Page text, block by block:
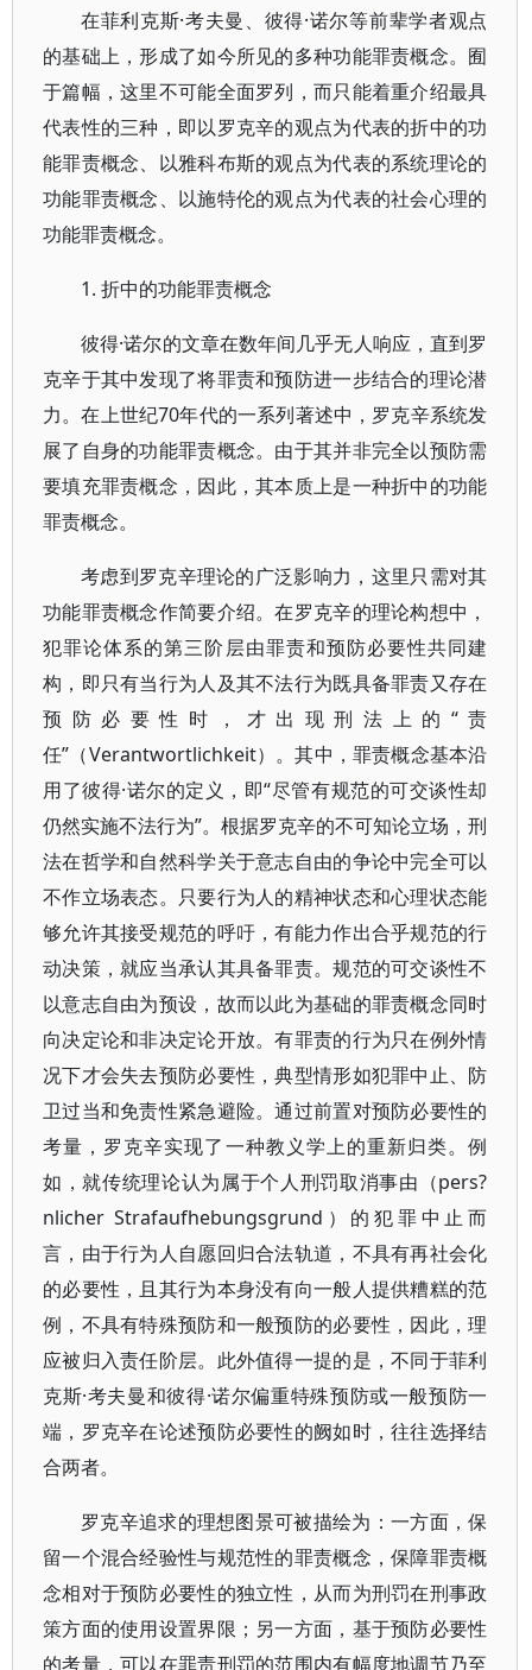
在菲利克斯·考夫曼、彼得·诺尔等前辈学者观点
的基础上，形成了如今所见的多种功能罪责概念。囿
于篇幅，这里不可能全面罗列，而只能着重介绍最具
代表性的三种，即以罗克辛的观点为代表的折中的功
能罪责概念、以雅科布斯的观点为代表的系统理论的
功能罪责概念、以施特伦的观点为代表的社会心理的
功能罪责概念。
1. 折中的功能罪责概念
彼得·诺尔的文章在数年间几乎无人响应，直到罗
克辛于其中发现了将罪责和预防进一步结合的理论潜
力。在上世纪70年代的一系列著述中，罗克辛系统发
展了自身的功能罪责概念。由于其并非完全以预防需
要填充罪责概念，因此，其本质上是一种折中的功能
罪责概念。
考虑到罗克辛理论的广泛影响力，这里只需对其
功能罪责概念作简要介绍。在罗克辛的理论构想中，
犯罪论体系的第三阶层由罪责和预防必要性共同建
构，即只有当行为人及其不法行为既具备罪责又存在
预防必要性时，才出现刑法上的“责
任”（Verantwortlichkeit）。其中，罪责概念基本沿
用了彼得·诺尔的定义，即“尽管有规范的可交谈性却
仍然实施不法行为”。根据罗克辛的不可知论立场，刑
法在哲学和自然科学关于意志自由的争论中完全可以
不作立场表态。只要行为人的精神状态和心理状态能
够允许其接受规范的呼吁，有能力作出合乎规范的行
动决策，就应当承认其具备罪责。规范的可交谈性不
以意志自由为预设，故而以此为基础的罪责概念同时
向决定论和非决定论开放。有罪责的行为只在例外情
况下才会失去预防必要性，典型情形如犯罪中止、防
卫过当和免责性紧急避险。通过前置对预防必要性的
考量，罗克辛实现了一种教义学上的重新归类。例
如，就传统理论认为属于个人刑罚取消事由（pers?
nlicher Strafaufhebungsgrund）的犯罪中止而
言，由于行为人自愿回归合法轨道，不具有再社会化
的必要性，且其行为本身没有向一般人提供糟糕的范
例，不具有特殊预防和一般预防的必要性，因此，理
应被归入责任阶层。此外值得一提的是，不同于菲利
克斯·考夫曼和彼得·诺尔偏重特殊预防或一般预防一
端，罗克辛在论述预防必要性的阙如时，往往选择结
合两者。
罗克辛追求的理想图景可被描绘为：一方面，保
留一个混合经验性与规范性的罪责概念，保障罪责概
念相对于预防必要性的独立性，从而为刑罚在刑事政
策方面的使用设置界限；另一方面，基于预防必要性
的考量，可以在罪责刑罚的范围内有幅度地调节乃至